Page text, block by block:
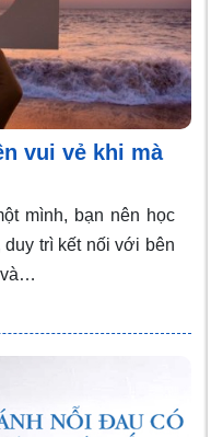
vui vẻ khi mà
mình, bạn nên học
trì kết nối với bên
và…